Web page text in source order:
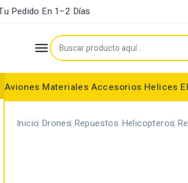
Pedido En 1–2 Días

Aviones Materiales Accesorios Helices
Inicio Drones Repuestos Helicopteros